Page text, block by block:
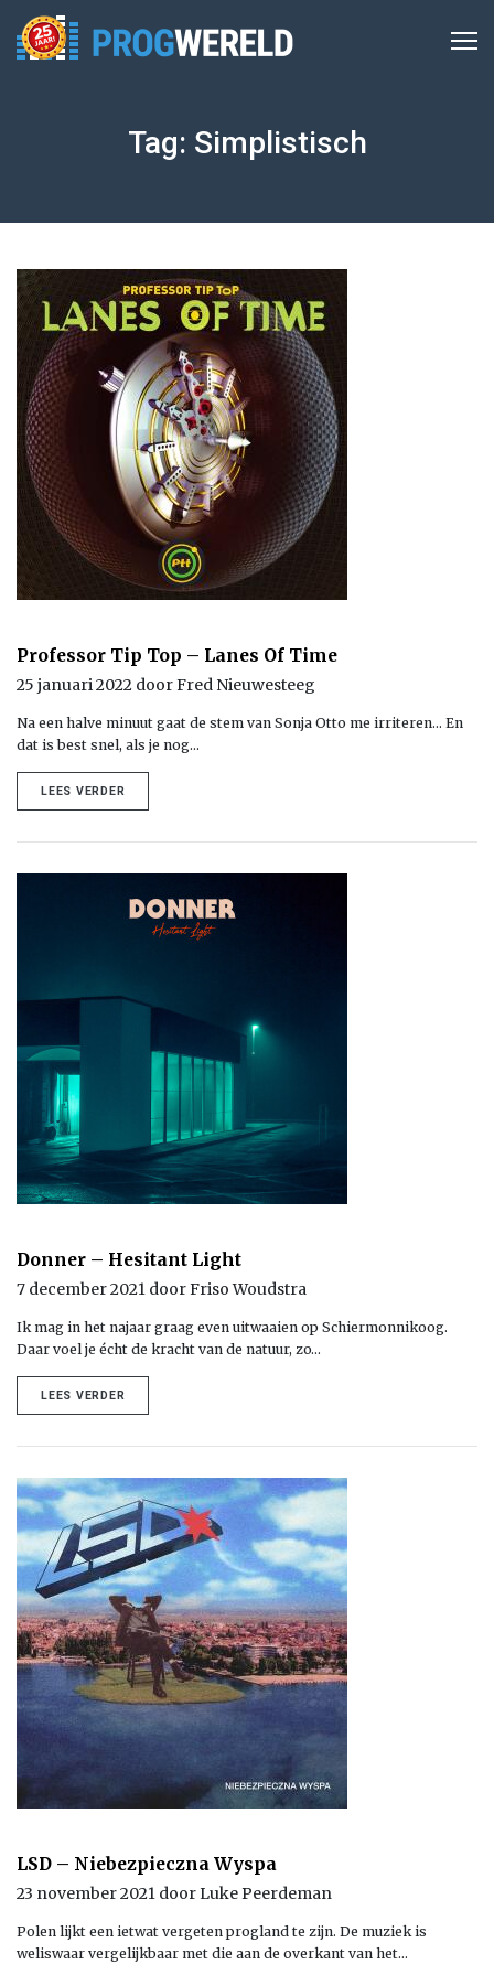
Tag: Simplistisch
Professor Tip Top – Lanes Of Time
25 januari 2022 door Fred Nieuwesteeg
Na een halve minuut gaat de stem van Sonja Otto me irriteren… En
dat is best snel, als je nog…
LEES VERDER
Donner – Hesitant Light
7 december 2021 door Friso Woudstra
Ik mag in het najaar graag even uitwaaien op Schiermonnikoog.
Daar voel je écht de kracht van de natuur, zo…
LEES VERDER
LSD – Niebezpieczna Wyspa
23 november 2021 door Luke Peerdeman
Polen lijkt een ietwat vergeten progland te zijn. De muziek is
weliswaar vergelijkbaar met die aan de overkant van het…